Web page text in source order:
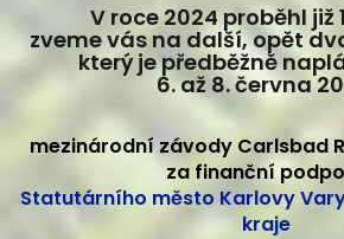
V roce 2024 proběhl již
zveme vás na další, opět
který je předběžně
6. až 8. června
mezinárodní závody Carlsbad
za finanční
Statutárního město Karlovy
kraje